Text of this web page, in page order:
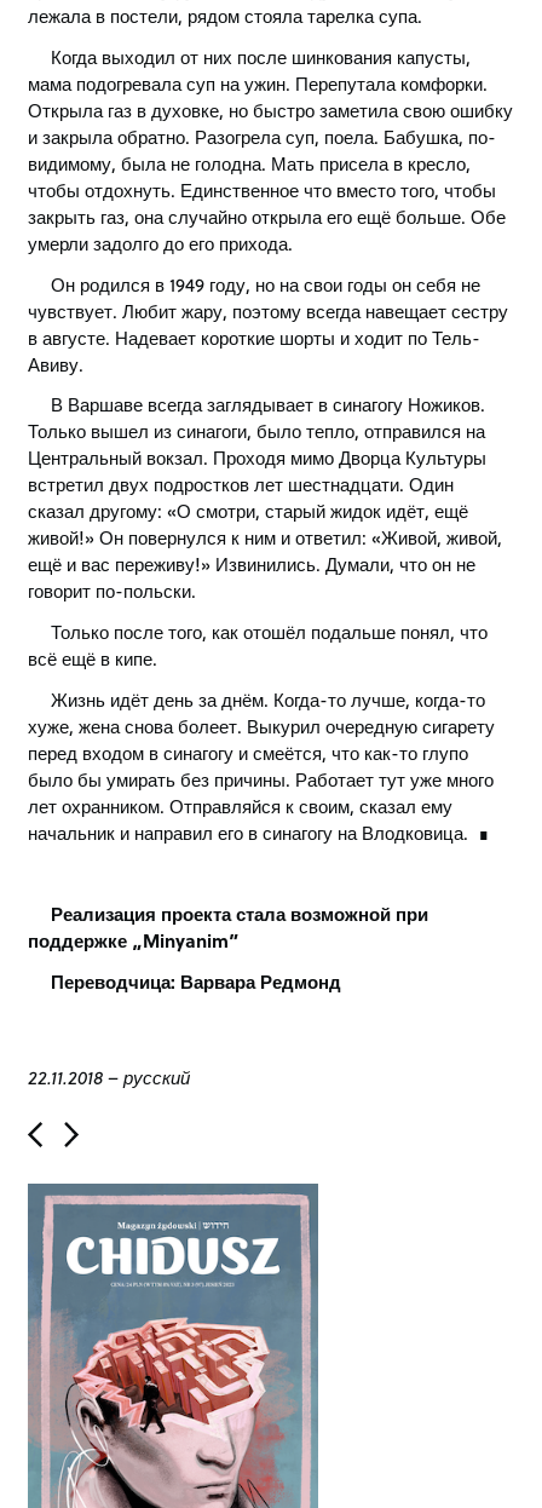
лежала в постели, рядом стояла тарелка супа.
Когда выходил от них после шинкования капусты,
мама подогревала суп на ужин. Перепутала комфорки.
Открыла газ в духовке, но быстро заметила свою ошибку
и закрыла обратно. Разогрела суп, поела. Бабушка, по-
видимому, была не голодна. Мать присела в кресло,
чтобы отдохнуть. Единственное что вместо того, чтобы
закрыть газ, она случайно открыла его ещё больше. Обе
умерли задолго до его прихода.
Он родился в 1949 году, но на свои годы он себя не
чувствует. Любит жару, поэтому всегда навещает сестру
в августе. Надевает короткие шорты и ходит по Тель-
Авиву.
В Варшаве всегда заглядывает в синагогу Ножиков.
Только вышел из синагоги, было тепло, отправился на
Центральный вокзал. Проходя мимо Дворца Культуры
встретил двух подростков лет шестнадцати. Один
сказал другому: «О смотри, старый жидок идёт, ещё
живой!» Он повернулся к ним и ответил: «Живой, живой,
ещё и вас переживу!» Извинились. Думали, что он не
говорит по-польски.
Только после того, как отошёл подальше понял, что
всё ещё в кипе.
Жизнь идёт день за днём. Когда-то лучше, когда-то
хуже, жена снова болеет. Выкурил очередную сигарету
перед входом в синагогу и смеётся, что как-то глупо
было бы умирать без причины. Работает тут уже много
лет охранником. Отправляйся к своим, сказал ему
начальник и направил его в синагогу на Влодковица.
Реализация проекта стала возможной при
поддержке „Minyanim”
Переводчица: Варвара Редмонд
22.11.2018–русский
P
o
a
t
i
o
n